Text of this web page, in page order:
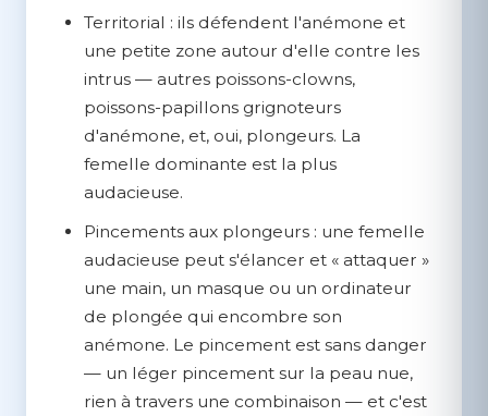
Territorial : ils défendent l'anémone et
une petite zone autour d'elle contre les
intrus — autres poissons-clowns,
poissons-papillons grignoteurs
d'anémone, et, oui, plongeurs. La
femelle dominante est la plus
audacieuse.
Pincements aux plongeurs : une femelle
audacieuse peut s'élancer et « attaquer »
une main, un masque ou un ordinateur
de plongée qui encombre son
anémone. Le pincement est sans danger
— un léger pincement sur la peau nue,
rien à travers une combinaison — et c'est